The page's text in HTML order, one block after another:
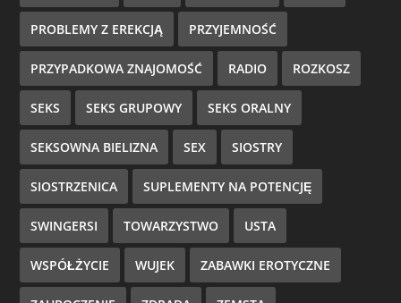
PROBLEMY Z EREKCJĄ PRZYJEMNOŚĆ
PRZYPADKOWA ZNAJOMOŚĆ RADIO ROZKOSZ
SEKS SEKS GRUPOWY SEKS ORALNY
SEKSOWNA BIELIZNA SEX SIOSTRY
SIOSTRZENICA SUPLEMENTY NA POTENCJĘ
SWINGERSI TOWARZYSTWO USTA
WSPÓŁŻYCIE WUJEK ZABAWKI EROTYCZNE